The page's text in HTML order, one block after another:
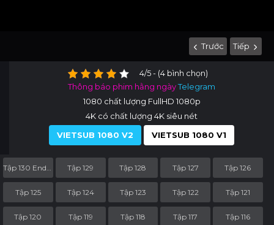
Trước Tiếp
4/5 - (4 bình chọn)
Thông báo phim hằng ngàyTelegram
1080 chất lượng FullHD 1080p
4K có chất lượng 4K siêu nét
VIETSUB 1080 V2
VIETSUB 1080 V1
Tập 129 Tập 128 Tập 127 Tập 126
Tập 125 Tập 124 Tập 123 Tập 122 Tập 121
Tập 120 Tập 119 Tập 118 Tập 117 Tập 116